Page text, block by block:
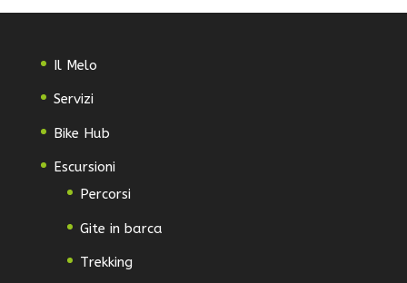
Il Melo
Servizi
Bike Hub
Escursioni
Percorsi
Gite in barca
Trekking